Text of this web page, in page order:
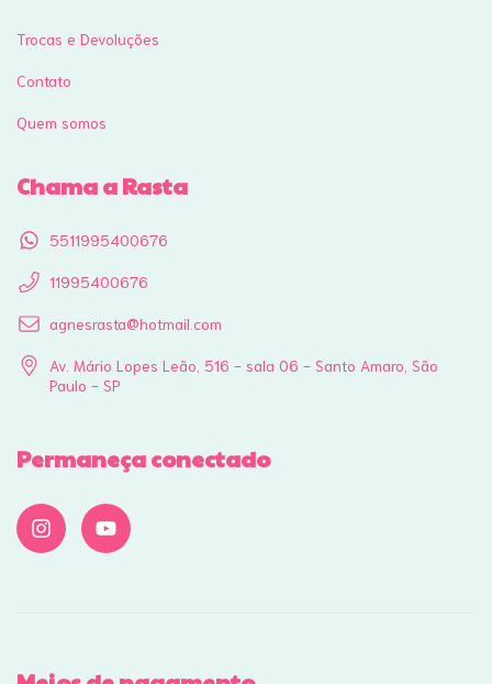
Trocas e Devoluções
Contato
Quem somos
Chama a Rasta
5511995400676
11995400676
agnesrasta@hotmail.com
Av. Mário Lopes Leão, 516 - sala 06 - Santo Amaro, São
Paulo - SP
Permaneça conectado